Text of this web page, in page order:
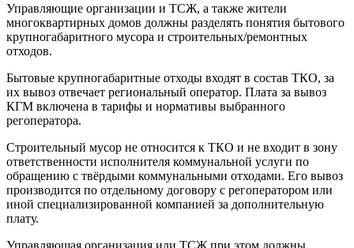
Управляющие организации и ТСЖ, а также жители
многоквартирных домов должны разделять понятия бытового
крупногабаритного мусора и строительных/ремонтных
отходов.
Бытовые крупногабаритные отходы входят в состав ТКО, за
их вывоз отвечает региональный оператор. Плата за вывоз
КГМ включена в тарифы и нормативы выбранного
регоператора.
Строительный мусор не относится к ТКО и не входит в зону
ответственности исполнителя коммунальной услуги по
обращению с твёрдыми коммунальными отходами. Его вывоз
производится по отдельному договору с регоператором или
иной специализированной компанией за дополнительную
плату.
Управляющая организация или ТСЖ при этом должны